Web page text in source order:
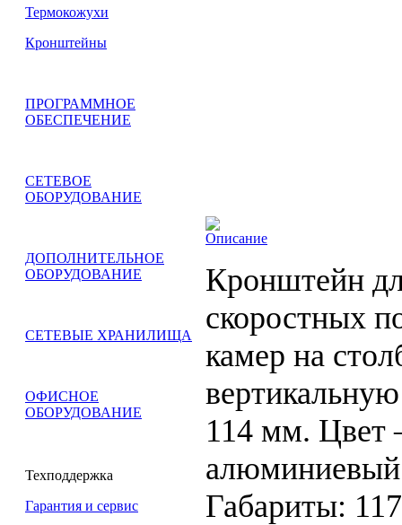
Термокожухи
Кронштейны
ПРОГРАММНОЕ
ОБЕСПЕЧЕНИЕ
СЕТЕВОЕ
ОБОРУДОВАНИЕ
ДОПОЛНИТЕЛЬНОЕ
ОБОРУДОВАНИЕ
СЕТЕВЫЕ ХРАНИЛИЩА
ОФИСНОЕ
ОБОРУДОВАНИЕ
Техподдержка
Гарантия и сервис
Описание
Кронштейн
скоростных
камер на
114 мм. Цвет
алюминиевый
Габариты: